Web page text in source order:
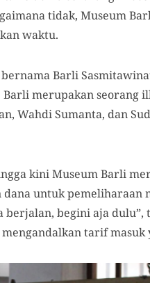
tidak, Museum
waktu.
Barli
merupakan seorang
Wahdi Sumanta, dan
kini Museum Barli
untuk pemeliharaan
begini aja dulu”,
tarif masuk